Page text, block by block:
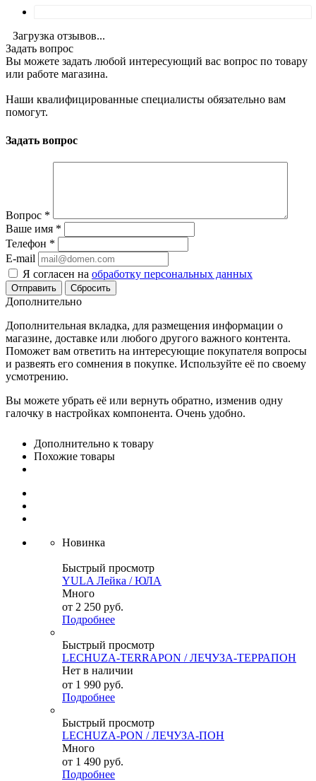
Загрузка отзывов...
Задать вопрос
Вы можете задать любой интересующий вас вопрос по товару
или работе магазина.
Наши квалифицированные специалисты обязательно вам
помогут.
Задать вопрос
Вопрос *
Ваше имя *
Телефон *
E-mail
Я согласен на обработку персональных данных
Сбросить
Дополнительно
Дополнительная вкладка, для размещения информации о
магазине, доставке или любого другого важного контента.
Поможет вам ответить на интересующие покупателя вопросы
и развеять его сомнения в покупке. Используйте её по своему
усмотрению.
Вы можете убрать её или вернуть обратно, изменив одну
галочку в настройках компонента. Очень удобно.
Дополнительно к товару
Похожие товары
Новинка
Быстрый просмотр
YULA Лейка / ЮЛА
Много
от 2 250 руб.
Подробнее
Быстрый просмотр
LECHUZA-TERRAPON / ЛЕЧУЗА-ТЕРРАПОН
Нет в наличии
от 1 990 руб.
Подробнее
Быстрый просмотр
LECHUZA-PON / ЛЕЧУЗА-ПОН
Много
от 1 490 руб.
Подробнее